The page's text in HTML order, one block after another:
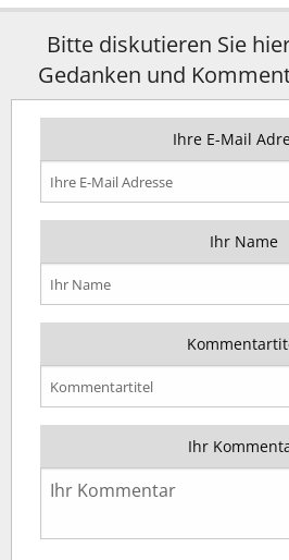
Bitte diskutieren Sie
Gedanken und
Ihre E-Mail
Ihr Name
Ihr